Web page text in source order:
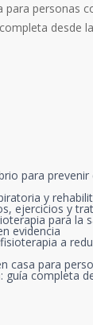
para personas
desde la
para prevenir
y
ejercicios y
para la
evidencia
a
casa para
guía completa